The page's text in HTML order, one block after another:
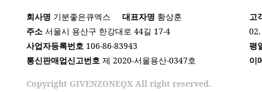
회사명 기분좋은큐엑스 대표자명 황상훈
주소 서울시 용산구 한강대로 44길 17-4
사업자등록번호 106-86-83943
통신판매업신고번호 제 2020-서울용산-0347호
Copyright GIVENZONEQX All right reserved.
고
평
이